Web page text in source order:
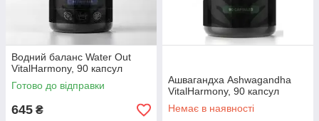
Водний баланс Water Out
VitalHarmony, 90 капсул
Готово до відправки
645 ₴
Ашвагандха Ashwagandha
VitalHarmony, 90 капсул
Немає в наявності